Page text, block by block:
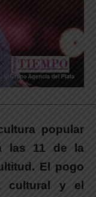
popular
las 11 de la
El pogo
cultural y el